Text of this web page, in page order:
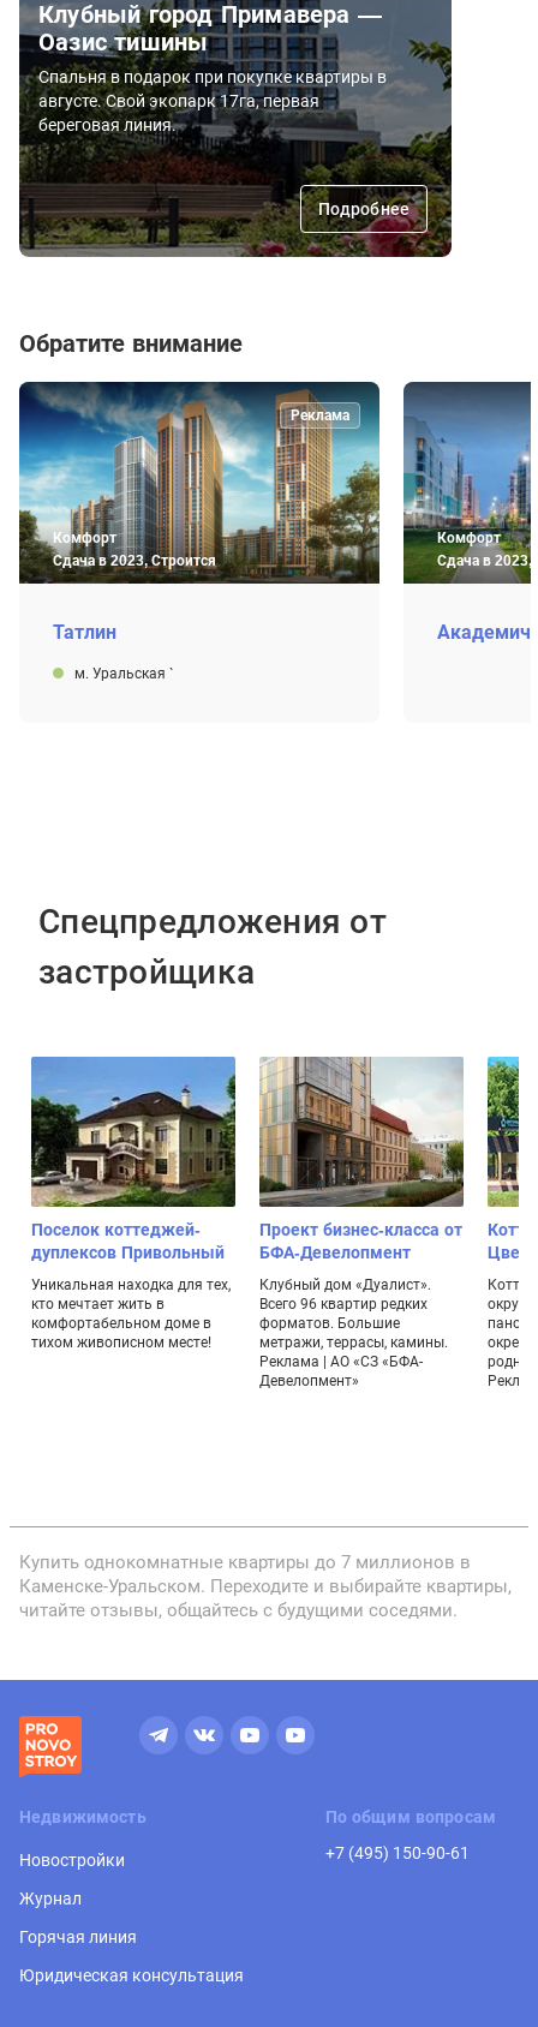
Клубный город Примавера —
Оазис тишины
Спальня в подарок при покупке квартиры в
августе. Свой экопарк 17га, первая
береговая линия.
Подробнее
Обратите внимание
Комфорт
Сдача в 2023, Строится
Реклама
Татлин
м. Уральская `
Комфорт
Сдача в 2023,
Спецпредложения от
застройщика
Поселок коттеджей-
дуплексов Привольный
Уникальная находка для тех,
кто мечтает жить в
комфортабельном доме в
тихом живописном месте!
Проект бизнес-класса от
БФА-Девелопмент
Клубный дом «Дуалист».
Всего 96 квартир редких
форматов. Большие
метражи, террасы, камины.
Реклама | АО «СЗ «БФА-
Девелопмент»
Купить однокомнатные квартиры до 7 миллионов в
Каменске-Уральском. Переходите и выбирайте квартиры,
читайте отзывы, общайтесь с будущими соседями.
Недвижимость
Новостройки
Журнал
Горячая линия
Юридическая консультация
По общим вопросам
+7 (495) 150-90-61